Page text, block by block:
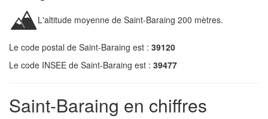
L'altitude moyenne de Saint-Baraing 200 mètres.
Le code postal de Saint-Baraing est : 39120
Le code INSEE de Saint-Baraing est : 39477
Saint-Baraing en chiffres